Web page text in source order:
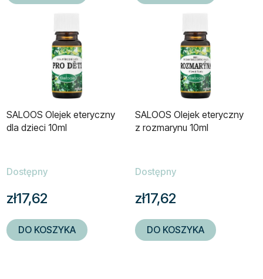
SALOOS Olejek eteryczny
dla dzieci 10ml
Dostępny
zł17,62
DO KOSZYKA
SALOOS Olejek eteryczny
z rozmarynu 10ml
Dostępny
zł17,62
DO KOSZYKA